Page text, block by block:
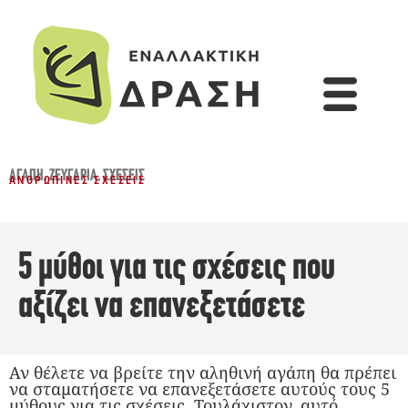
ΑΓΆΠΗ,ΖΕΥΓΆΡΙΑ,ΣΧΈΣΕΙΣ
ΑΝΘΡΏΠΙΝΕΣ ΣΧΈΣΕΙΣ
5 μύθοι για τις σχέσεις που
αξίζει να επανεξετάσετε
Αν θέλετε να βρείτε την αληθινή αγάπη θα πρέπει
να σταματήσετε να επανεξετάσετε αυτούς τους 5